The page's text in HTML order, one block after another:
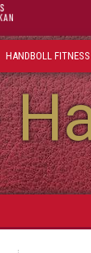
HANDBOLL FITNESS